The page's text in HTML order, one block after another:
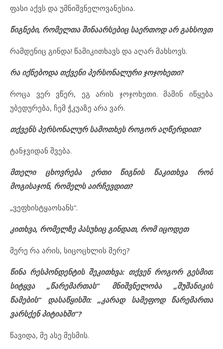
ფასი აქვს და უმნიშვნელოვანესია.
წიგნები, რომელთა შინაარსებიც საერთოდ არ გახსოვთ
რამდენიც გინდა! წამიკითხავს და აღარ მახსოვს.
რა იქნებოდა თქვენი პერსონალური ჯოჯოხეთი?
როცა ვერ ვწერ, ეგ არის ჯოჯოხეთი. მაშინ იწყება
უბედურება, ჩემ ჭკუაზე არა ვარ.
თქვენს პერსონალურ სამოთხეს როგორ აღწერდით?
ტანჯვიდან შვება.
მთელი ცხოვრება ერთი წიგნის წაკითხვა რომ
მოგისაჯონ, რომელს აირჩევდით?
„ვეფხისტყაოსანს“.
კითხვა, რომელზე პასუხიც გინდათ, რომ იცოდეთ
მერე რა არის, სიცოცხლის მერე?
წინა რესპონდენტის შეკითხვა: თქვენ როგორ გესმით
სიტყვა „წარემართას“ მნიშვნელობა „შუშანიკის
წამების“ დასაწყისში: „კარად სამეფოდ წარემართა
ვარსქენ პიტიახში“?
წავიდა, მე ასე მესმის.